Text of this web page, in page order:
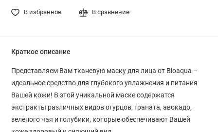
В избранное В сравнение
Краткое описание
Представляем Вам тканевую маску для лица от Bioaqua –
идеальное средство для глубокого увлажнения и питания
Вашей кожи! В этой уникальной маске содержатся
экстракты различных видов огурцов, граната, авокадо,
зеленого чая и голубики, которые обеспечивают Вашей